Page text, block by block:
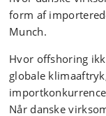
form af
Munch.
Hvor offshoring
globale
Når danske